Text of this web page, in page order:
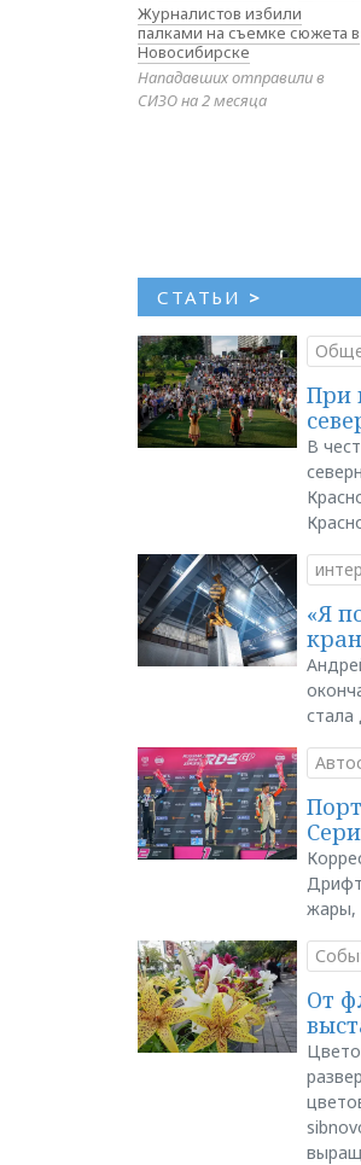
Журналистов избили
палками на съемке сюжета в
Новосибирске
Нападавших отправили в
СИЗО на 2 месяца
СТАТЬИ >
При
В
«Я
жары,
От